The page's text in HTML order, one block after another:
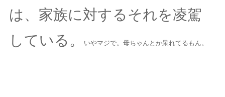
は、家族に対するそれを凌駕
している。
いやマジで。母ちゃんとか呆れてるもん。